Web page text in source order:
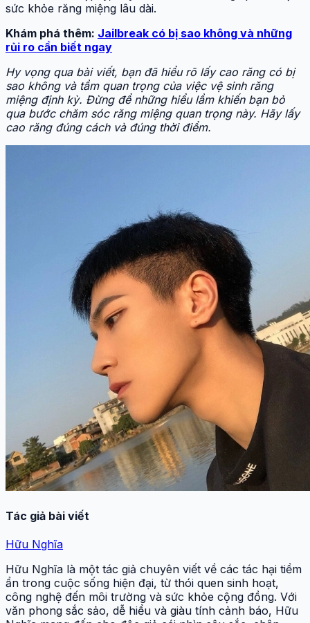
Phương pháp và mẹo chữa trị khi bị ê buốt
sau lấy cao răng
Ngoài việc xử lý triệu chứng sau khi lấy cao răng, bạn
cũng nên xây dựng thói quen chăm sóc răng miệng
đúng cách để hạn chế sự hình thành cao răng trở lại:
Khám nha định kỳ mỗi 6 tháng để lấy cao răng
Tóm lại, câu hỏi lấy cao răng có bị sao không chỉ đáng
lo khi bạn thực hiện sai cách hoặc không chăm sóc
răng miệng tốt sau khi làm sạch. Còn nếu đúng kỹ thuật
và chăm sóc hợp lý, đây là bước cần thiết giúp bảo vệ
sức khỏe răng miệng lâu dài.
Khám phá thêm:Jailbreak có bị sao không và những
rủi ro cần biết ngay
Hy vọng qua bài viết, bạn đã hiểu rõ lấy cao răng có bị
sao không và tầm quan trọng của việc vệ sinh răng
miệng định kỳ. Đừng để những hiểu lầm khiến bạn bỏ
qua bước chăm sóc răng miệng quan trọng này. Hãy lấy
cao răng đúng cách và đúng thời điểm.